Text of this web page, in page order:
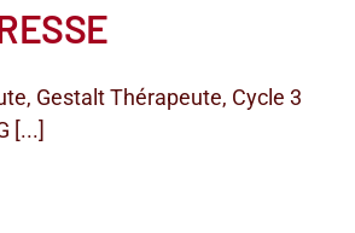
Gestalt Thérapeute, Cycle 3
[...]